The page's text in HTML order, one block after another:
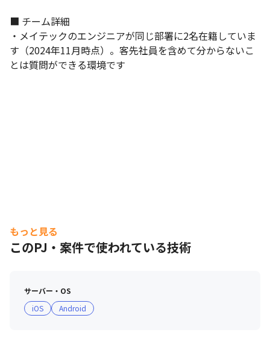
■ チーム詳細
・メイテックのエンジニアが同じ部署に2名在籍していま
す（2024年11月時点）。客先社員を含めて分からないこ
とは質問ができる環境です
もっと見る
このPJ・案件で使われている技術
サーバー・OS
iOS
Android